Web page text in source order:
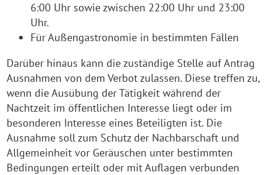
6:00 Uhr sowie zwischen 22:00 Uhr und 23:00
Uhr.
Für Außengastronomie in bestimmten Fällen
Darüber hinaus kann die zuständige Stelle auf Antrag
Ausnahmen von dem Verbot zulassen. Diese treffen zu,
wenn die Ausübung der Tätigkeit während der
Nachtzeit im öffentlichen Interesse liegt oder im
besonderen Interesse eines Beteiligten ist. Die
Ausnahme soll zum Schutz der Nachbarschaft und
Allgemeinheit vor Geräuschen unter bestimmten
Bedingungen erteilt oder mit Auflagen verbunden